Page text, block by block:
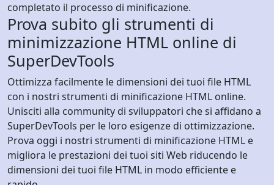
completato il processo di minificazione.
Prova subito gli strumenti di
minimizzazione HTML online di
SuperDevTools
Ottimizza facilmente le dimensioni dei tuoi file HTML
con i nostri strumenti di minificazione HTML online.
Unisciti alla community di sviluppatori che si affidano a
SuperDevTools per le loro esigenze di ottimizzazione.
Prova oggi i nostri strumenti di minificazione HTML e
migliora le prestazioni dei tuoi siti Web riducendo le
dimensioni dei tuoi file HTML in modo efficiente e